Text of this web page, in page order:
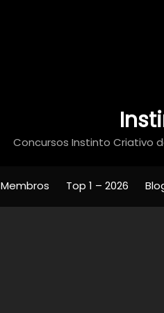
Concursos Instinto Criativo
Membros Top 1 – 2026